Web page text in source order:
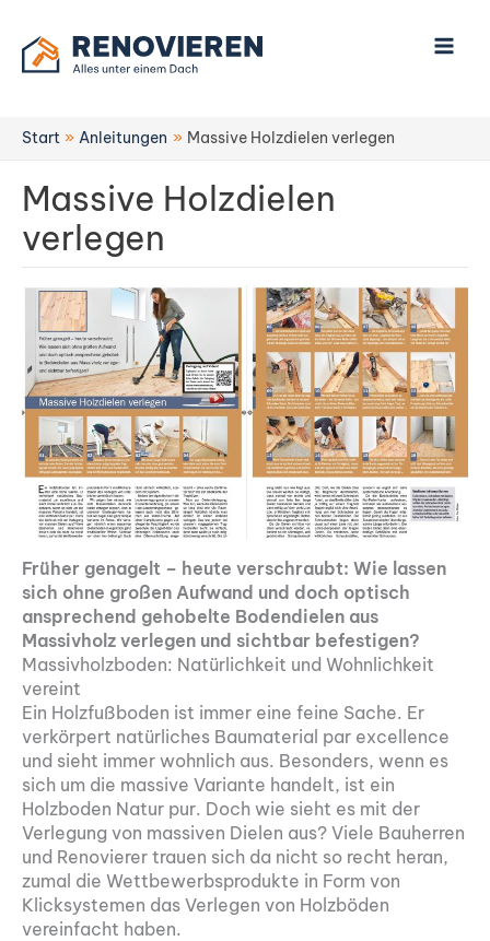
Inhalt
springen
Start Anleitungen Massive Holzdielen verlegen
Massive Holzdielen
verlegen
Früher genagelt – heute verschraubt: Wie lassen
sich ohne großen Aufwand und doch optisch
ansprechend gehobelte Bodendielen aus
Massivholz verlegen und sichtbar befestigen?
Massivholzboden: Natürlichkeit und Wohnlichkeit
vereint
Ein Holzfußboden ist immer eine feine Sache. Er
verkörpert natürliches Baumaterial par excellence
und sieht immer wohnlich aus. Besonders, wenn es
sich um die massive Variante handelt, ist ein
Holzboden Natur pur. Doch wie sieht es mit der
Verlegung von massiven Dielen aus? Viele Bauherren
und Renovierer trauen sich da nicht so recht heran,
zumal die Wettbewerbsprodukte in Form von
Klicksystemen das Verlegen von Holzböden
vereinfacht haben.